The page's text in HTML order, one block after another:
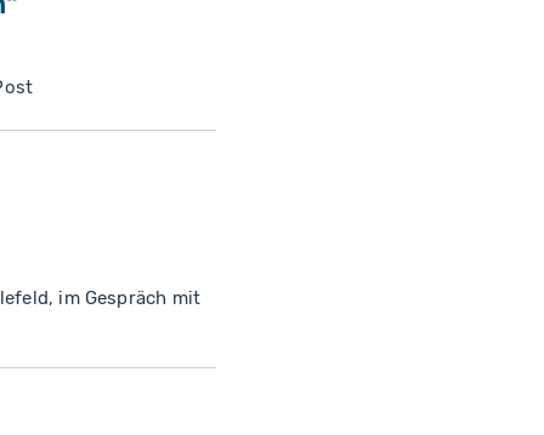
im Gespräch mit